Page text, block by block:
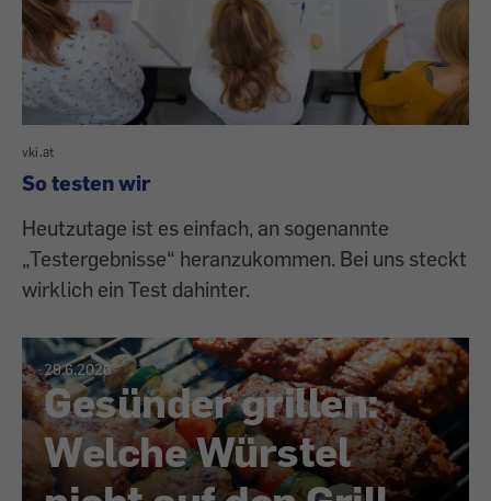
vki.at
So testen wir
Heutzutage ist es einfach, an sogenannte
„Testergebnisse“ heranzukommen. Bei uns steckt
wirklich ein Test dahinter.
29.6.2026
Gesünder grillen:
Welche Würstel